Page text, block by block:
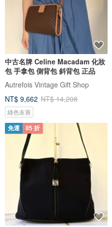
中古名牌 Celine Macadam 化妝
包 手拿包 側背包 斜背包 正品
Autrefois Vintage Gift Shop
NT$ 9,662 NT$ 14,208
綠色友善
免運 85 折